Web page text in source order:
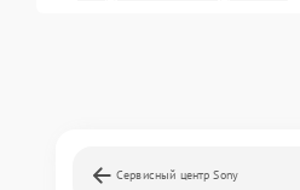
Сервисный центр Sony